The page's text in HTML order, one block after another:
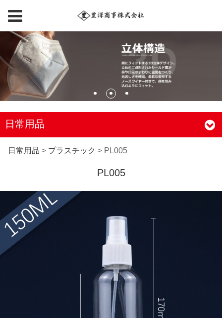
日常用品
PL005
日常用品 > プラスチック > PL005
PL005